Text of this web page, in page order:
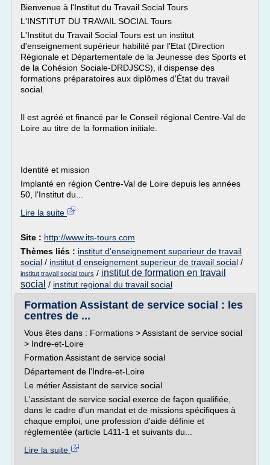
Bienvenue à l'Institut du Travail Social Tours
L'INSTITUT DU TRAVAIL SOCIAL Tours
L'Institut du Travail Social Tours est un institut
d'enseignement supérieur habilité par l'Etat (Direction
Régionale et Départementale de la Jeunesse des Sports et
de la Cohésion Sociale-DRDJSCS), il dispense des
formations préparatoires aux diplômes d'État du travail
social.
Il est agréé et financé par le Conseil régional Centre-Val de
Loire au titre de la formation initiale.
Identité et mission
Implanté en région Centre-Val de Loire depuis les années
50, l'Institut du...
Lire la suite
Site : http://www.its-tours.com
Thèmes liés : institut d'enseignement superieur de travail
social / institut d enseignement superieur de travail social /
institut travail social tours / institut de formation en travail
social / institut regional du travail social
Formation Assistant de service social : les
centres de ...
Vous êtes dans : Formations > Assistant de service social
> Indre-et-Loire
Formation Assistant de service social
Département de l'Indre-et-Loire
Le métier Assistant de service social
L'assistant de service social exerce de façon qualifiée,
dans le cadre d'un mandat et de missions spécifiques à
chaque emploi, une profession d'aide définie et
réglementée (article L411-1 et suivants du...
Lire la suite